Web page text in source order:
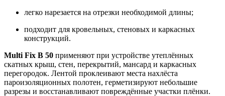
легко нарезается на отрезки необходимой длины;
подходит для кровельных, стеновых и каркасных
конструкций.
Multi Fix B 50 применяют при устройстве утеплённых
скатных крыш, стен, перекрытий, мансард и каркасных
перегородок. Лентой проклеивают места нахлёста
пароизоляционных полотен, герметизируют небольшие
разрезы и восстанавливают повреждённые участки плёнки.